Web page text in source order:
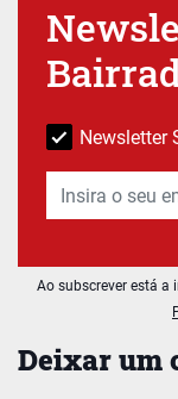
Deixar um
Newsletter
Ao subscrever está a